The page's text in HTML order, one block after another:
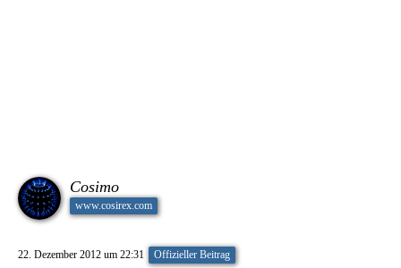
Cosimo
www.cosirex.com
22. Dezember 2012 um 22:31 Offizieller Beitrag